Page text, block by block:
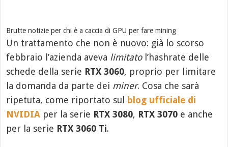
Brutte notizie per chi è a caccia di GPU per fare mining
Un trattamento che non è nuovo: già lo scorso
febbraio l’azienda aveva limitatol’hashrate delle
schede della serie RTX 3060, proprio per limitare
la domanda da parte dei miner. Cosa che sarà
ripetuta, come riportato sul blog ufficiale di
NVIDIA per la serie RTX 3080, RTX 3070 e anche
per la serie RTX 3060 Ti.